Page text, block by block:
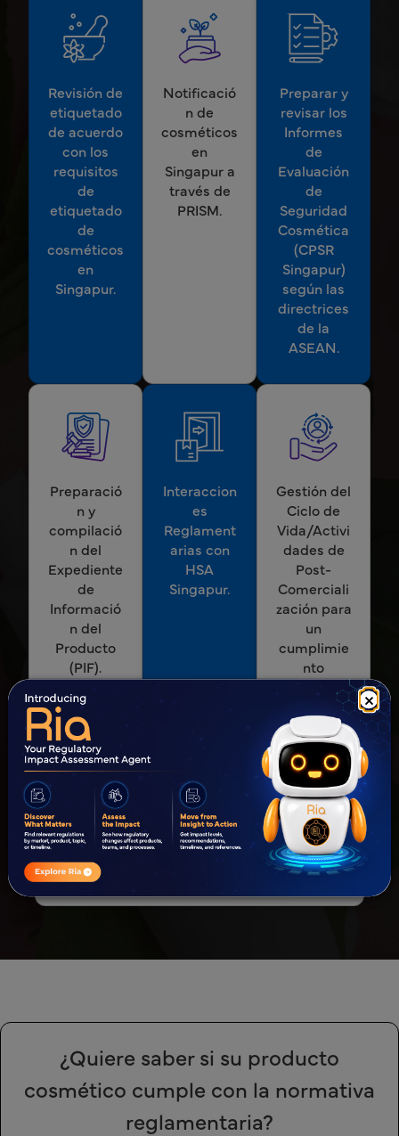
×
Revisión de
etiquetado
de acuerdo
con los
requisitos
de
etiquetado
de
cosméticos
en
Singapur.
Notificació
n de
cosméticos
en
Singapur a
través de
PRISM.
Preparar y
revisar los
Informes
de
Evaluación
de
Seguridad
Cosmética
(CPSR
Singapur)
según las
directrices
de la
ASEAN.
Preparació
n y
compilació
n del
Expediente
de
Informació
n del
Producto
(PIF).
Interaccion
es
Reglament
arias con
HSA
Singapur.
Gestión del
Ciclo de
Vida/Activi
dades de
Post-
Comerciali
zación para
un
cumplimie
nto
continuo.
Informes reglamentarios que cubren todos
los servicios reglamentarios de cosméticos
¿Quiere saber si su producto
cosmético cumple con la normativa
reglamentaria?